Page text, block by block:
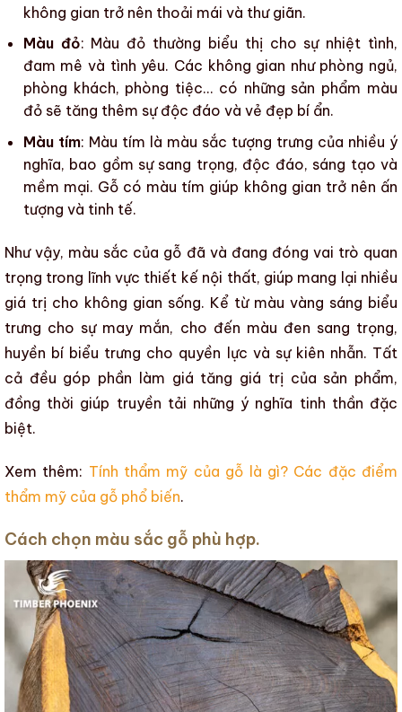
không gian trở nên thoải mái và thư giãn.
Màu đỏ: Màu đỏ thường biểu thị cho sự nhiệt tình,
đam mê và tình yêu. Các không gian như phòng ngủ,
phòng khách, phòng tiệc… có những sản phẩm màu
đỏ sẽ tăng thêm sự độc đáo và vẻ đẹp bí ẩn.
Màu tím: Màu tím là màu sắc tượng trưng của nhiều ý
nghĩa, bao gồm sự sang trọng, độc đáo, sáng tạo và
mềm mại. Gỗ có màu tím giúp không gian trở nên ấn
tượng và tinh tế.
Như vậy, màu sắc của gỗ đã và đang đóng vai trò quan
trọng trong lĩnh vực thiết kế nội thất, giúp mang lại nhiều
giá trị cho không gian sống. Kể từ màu vàng sáng biểu
trưng cho sự may mắn, cho đến màu đen sang trọng,
huyền bí biểu trưng cho quyền lực và sự kiên nhẫn. Tất
cả đều góp phần làm giá tăng giá trị của sản phẩm,
đồng thời giúp truyền tải những ý nghĩa tinh thần đặc
biệt.
Xem thêm: Tính thẩm mỹ của gỗ là gì? Các đặc điểm
thẩm mỹ của gỗ phổ biến.
Cách chọn màu sắc gỗ phù hợp.